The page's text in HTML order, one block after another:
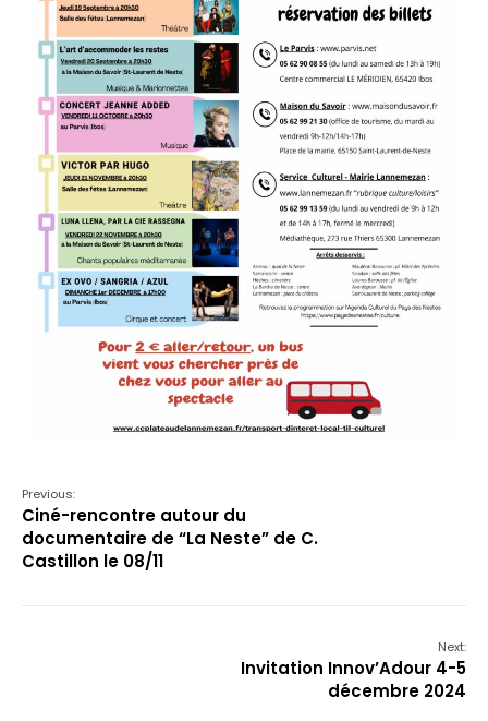
Previous:
Ciné-rencontre autour du
documentaire de “La Neste” de C.
Castillon le 08/11
Next:
Invitation Innov’Adour 4-5
décembre 2024